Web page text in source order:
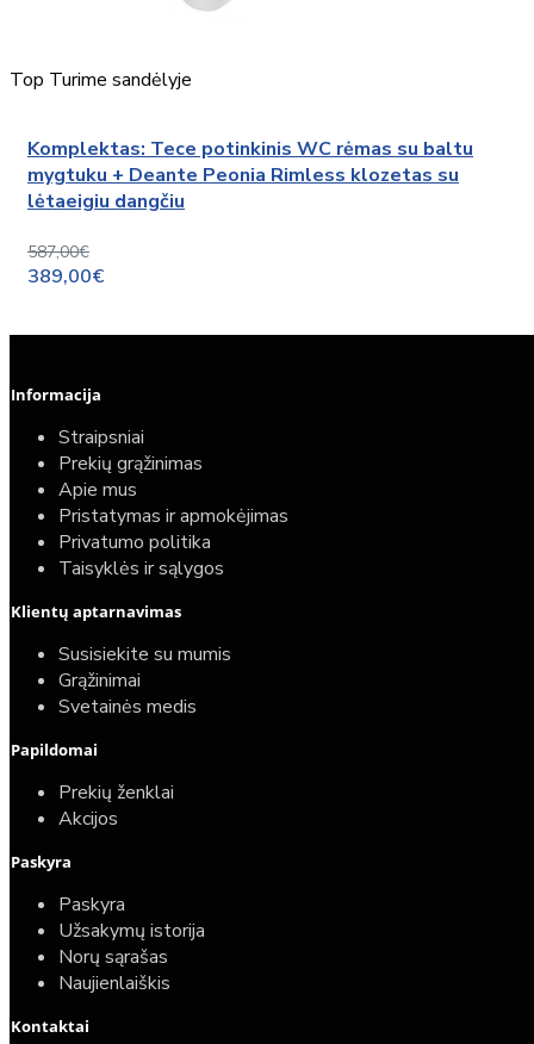
Top Turime sandėlyje
Komplektas: Tece potinkinis WC rėmas su baltu
mygtuku + Deante Peonia Rimless klozetas su
lėtaeigiu dangčiu
587,00€
389,00€
Informacija
Straipsniai
Prekių grąžinimas
Apie mus
Pristatymas ir apmokėjimas
Privatumo politika
Taisyklės ir sąlygos
Klientų aptarnavimas
Susisiekite su mumis
Grąžinimai
Svetainės medis
Papildomai
Prekių ženklai
Akcijos
Paskyra
Paskyra
Užsakymų istorija
Norų sąrašas
Naujienlaiškis
Kontaktai